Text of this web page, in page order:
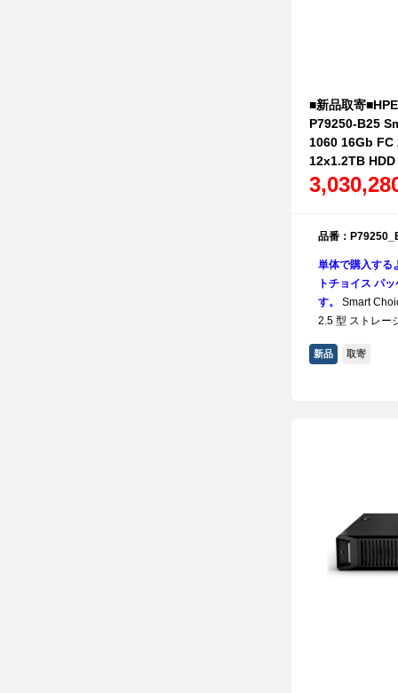
■新品取寄
P79250-B25
1060 16Gb FC
12x1.2TB
品番：
単体で購入する
トチョイス パ
す。
Smart
2.5 型 ストレー
新品 取寄